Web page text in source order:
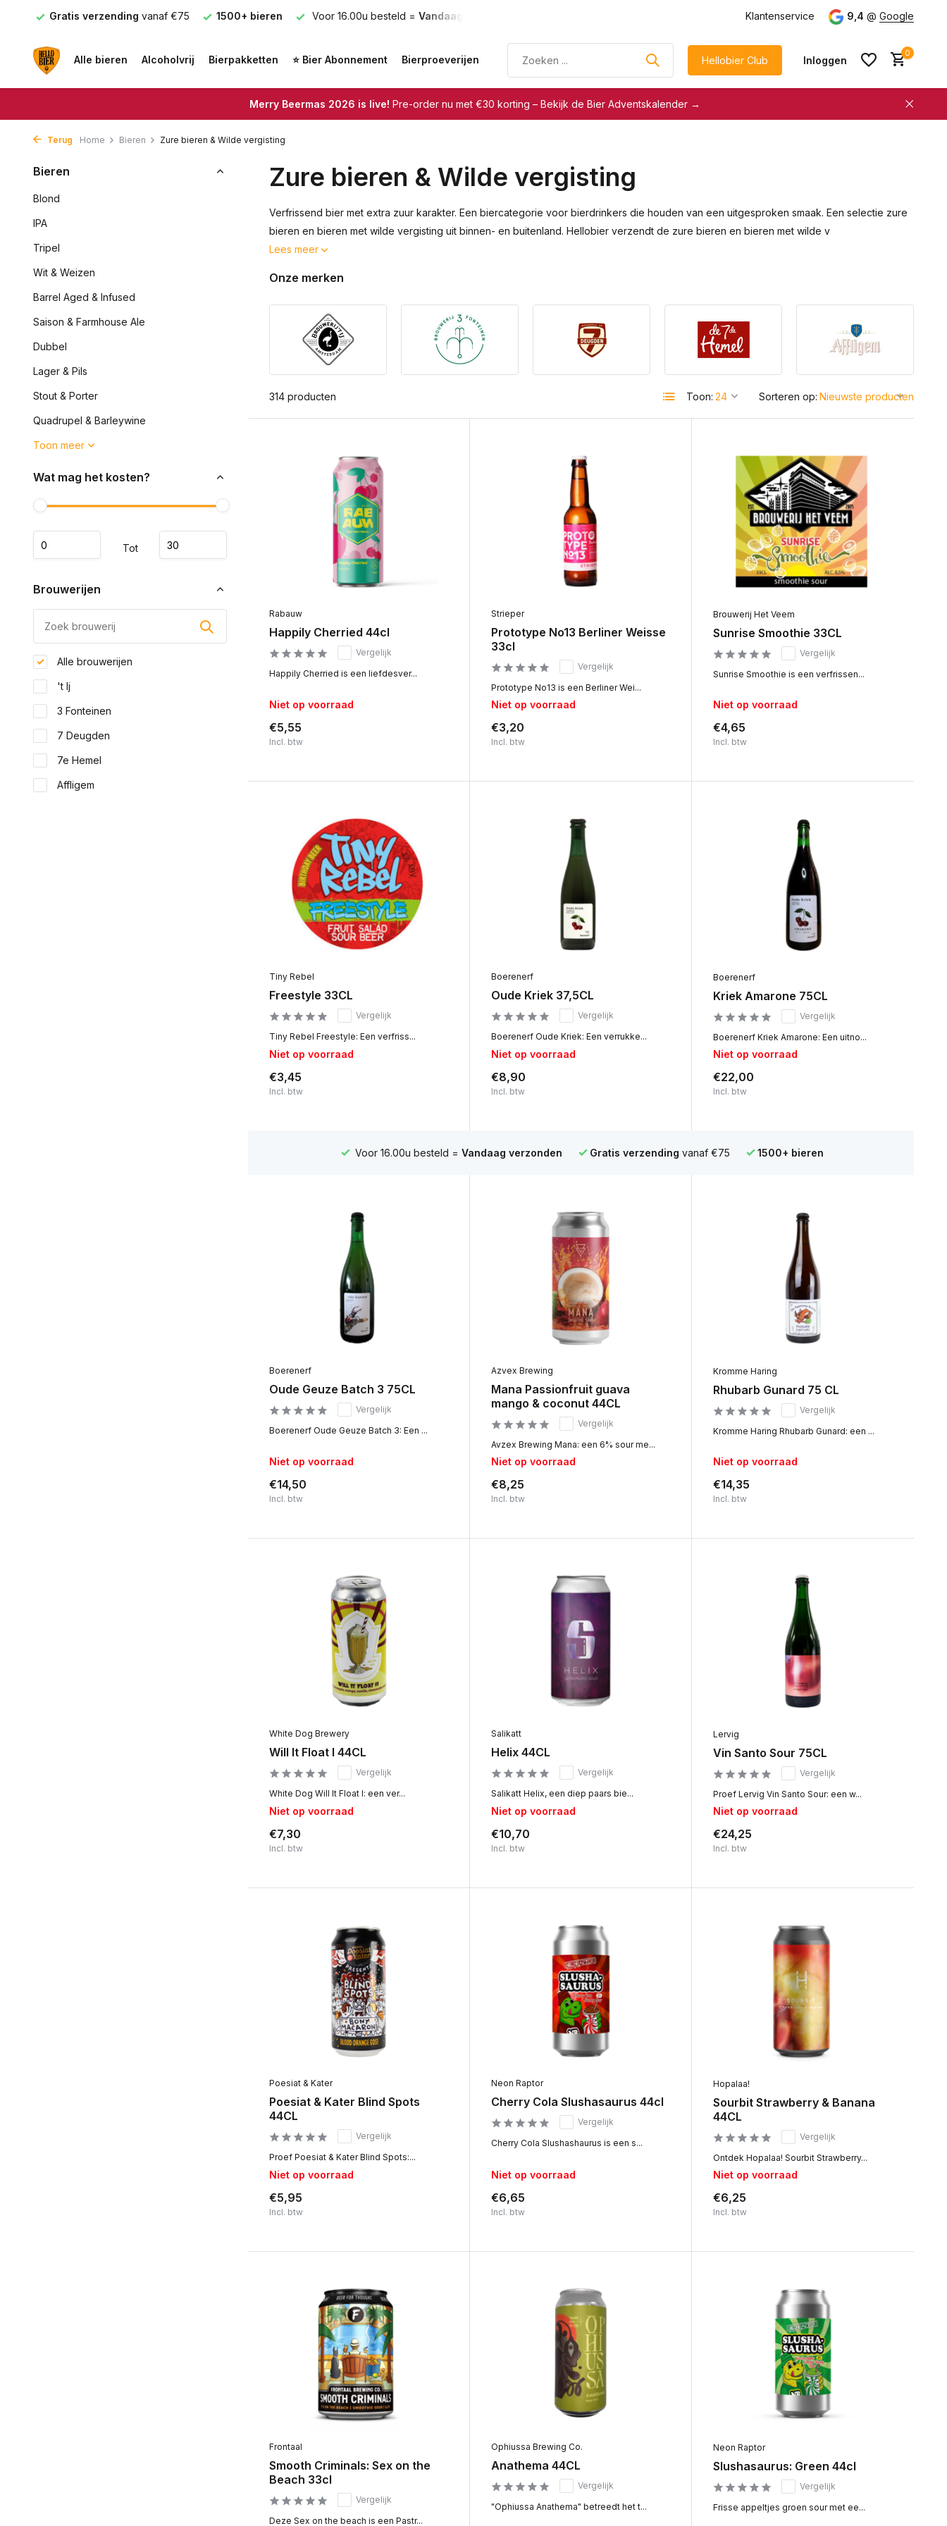
1500+ bieren Voor 16.00u besteld =Vandaag verzonden Gratis verzending Klantenservice 9,4 @ Google
Alle bieren Alcoholvrij Bierpakketten ⭐ Bier Abonnement Bierproeverijen Hellobier Club Inloggen
korting
korting
0
Merry Beermas 2026 is live! Pre-order nu met €30 korting – Bekijk de Bier Adventskalender →
Terug Home Bieren Zure bieren & Wilde vergisting
Bieren
Blond
IPA
Tripel
Wit & Weizen
Barrel Aged & Infused
Saison & Farmhouse Ale
Dubbel
Lager & Pils
Stout & Porter
Quadrupel & Barleywine
Toon meer
Wat mag het kosten?
Tot
Brouwerijen
Alle brouwerijen
't Ij
3 Fonteinen
7 Deugden
7e Hemel
Affligem
Zure bieren & Wilde vergisting
Verfrissend bier met extra zuur karakter. Een biercategorie voor bierdrinkers die houden van een uitgesproken smaak. Een selectie zure
bieren en bieren met wilde vergisting uit binnen- en buitenland. Hellobier verzendt de zure bieren en bieren met wilde v
Lees meer
Onze merken
314 producten Toon: Sorteren op:
Rabauw
Happily Cherried 44cl
Vergelijk
Happily Cherried is een liefdesver...
Niet op voorraad
€5,55
Incl. btw
Strieper
Prototype No13 Berliner Weisse
33cl
Vergelijk
Prototype No13 is een Berliner Wei...
Niet op voorraad
€3,20
Incl. btw
Brouwerij Het Veem
Sunrise Smoothie 33CL
Vergelijk
Sunrise Smoothie is een verfrissen...
Niet op voorraad
€4,65
Incl. btw
Tiny Rebel
Freestyle 33CL
Vergelijk
Tiny Rebel Freestyle: Een verfriss...
Niet op voorraad
€3,45
Incl. btw
Boerenerf
Oude Kriek 37,5CL
Vergelijk
Boerenerf Oude Kriek: Een verrukke...
Niet op voorraad
€8,90
Incl. btw
Boerenerf
Kriek Amarone 75CL
Vergelijk
Boerenerf Kriek Amarone: Een uitno...
Niet op voorraad
€22,00
Incl. btw
Voor 16.00u besteld = Vandaag verzonden Gratis verzending vanaf €75 1500+ bieren
Boerenerf
Oude Geuze Batch 3 75CL
Vergelijk
Boerenerf Oude Geuze Batch 3: Een ...
Niet op voorraad
€14,50
Incl. btw
Azvex Brewing
Mana Passionfruit guava
mango & coconut 44CL
Vergelijk
Avzex Brewing Mana: een 6% sour me...
Niet op voorraad
€8,25
Incl. btw
Kromme Haring
Rhubarb Gunard 75 CL
Vergelijk
Kromme Haring Rhubarb Gunard: een ...
Niet op voorraad
€14,35
Incl. btw
White Dog Brewery
Will It Float I 44CL
Vergelijk
White Dog Will It Float I: een ver...
Niet op voorraad
€7,30
Incl. btw
Salikatt
Helix 44CL
Vergelijk
Salikatt Helix, een diep paars bie...
Niet op voorraad
€10,70
Incl. btw
Lervig
Vin Santo Sour 75CL
Vergelijk
Proef Lervig Vin Santo Sour: een w...
Niet op voorraad
€24,25
Incl. btw
Poesiat & Kater
Poesiat & Kater Blind Spots
44CL
Vergelijk
Proef Poesiat & Kater Blind Spots:...
Niet op voorraad
€5,95
Incl. btw
Neon Raptor
Cherry Cola Slushasaurus 44cl
Vergelijk
Cherry Cola Slushashaurus is een s...
Niet op voorraad
€6,65
Incl. btw
Hopalaa!
Sourbit Strawberry & Banana
44CL
Vergelijk
Ontdek Hopalaa! Sourbit Strawberry...
Niet op voorraad
€6,25
Incl. btw
Frontaal
Smooth Criminals: Sex on the
Beach 33cl
Vergelijk
Deze Sex on the beach is een Pastr...
Ophiussa Brewing Co.
Anathema 44CL
Vergelijk
"Ophiussa Anathema" betreedt het t...
Neon Raptor
Slushasaurus: Green 44cl
Vergelijk
Frisse appeltjes groen sour met ee...